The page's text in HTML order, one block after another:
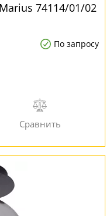
74114/01/02
По запросу